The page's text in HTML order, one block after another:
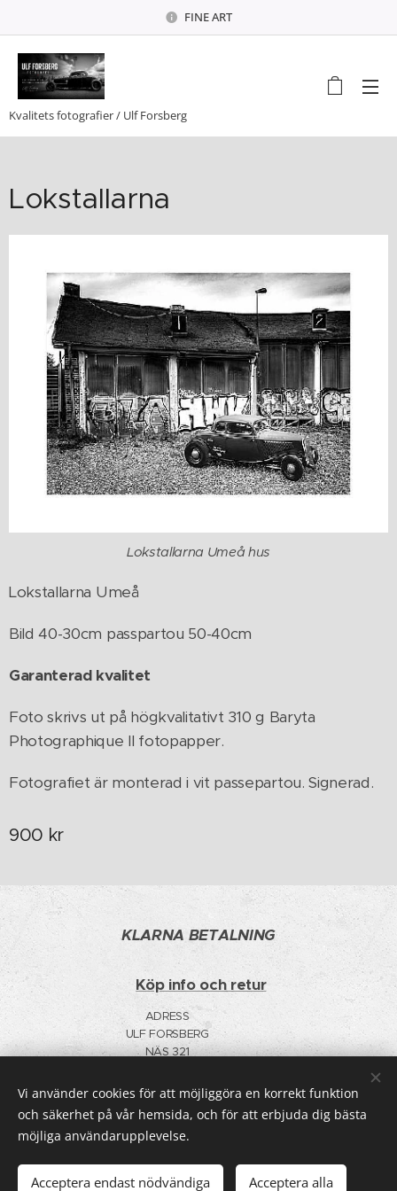
FINE ART
Kvalitets fotografier / Ulf Forsberg
Lokstallarna
Lokstallarna Umeå hus
Lokstallarna Umeå
Bild 40-30cm passpartou 50-40cm
Garanterad kvalitet
Foto skrivs ut på högkvalitativt 310 g Baryta
Photographique II fotopapper.
Fotografiet är monterad i vit passepartou. Signerad.
900 kr
Lägg i kundvagnen
KLARNA BETALNING
Köp info och retur
ADRESS
ULF FORSBERG
NÄS 321
F-SKATT
TELE 0706006952
Vi använder cookies för att möjliggöra en korrekt funktion
och säkerhet på vår hemsida, och för att erbjuda dig bästa
möjliga användarupplevelse.
Acceptera endast nödvändiga Acceptera alla